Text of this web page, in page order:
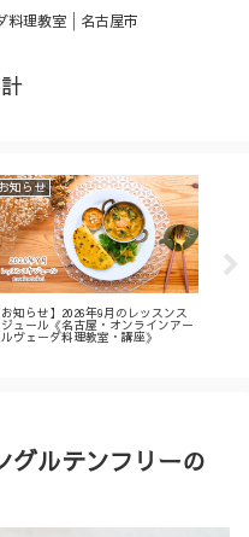
料理教室│名古屋市
知らせ
お知らせ】2026年9月のレッスンス
ュール《名古屋・オンラインアー
ヴェーダ料理教室・講座》
グルテンフリーの